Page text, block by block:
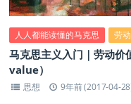
人人都能读懂的马克思 劳
马克思主义入门｜劳动
value）
思想 9年前 (2017-04-